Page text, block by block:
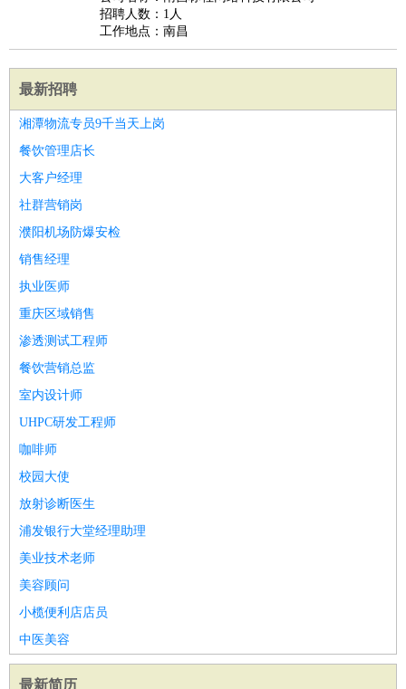
招聘人数：1人
工作地点：南昌
最新招聘
湘潭物流专员9千当天上岗
餐饮管理店长
大客户经理
社群营销岗
濮阳机场防爆安检
销售经理
执业医师
重庆区域销售
渗透测试工程师
餐饮营销总监
室内设计师
UHPC研发工程师
咖啡师
校园大使
放射诊断医生
浦发银行大堂经理助理
美业技术老师
美容顾问
小榄便利店店员
中医美容
最新简历